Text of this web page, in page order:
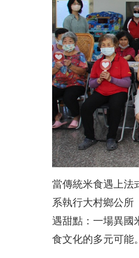
當傳統米食遇上法
系執行大村鄉公所
遇甜點：一場異國
食文化的多元可能。